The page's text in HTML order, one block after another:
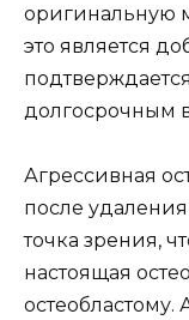
оригинальную
это является
долгосрочным
Агрессивная
после
точка зрения,
настоящая
остеобластому.